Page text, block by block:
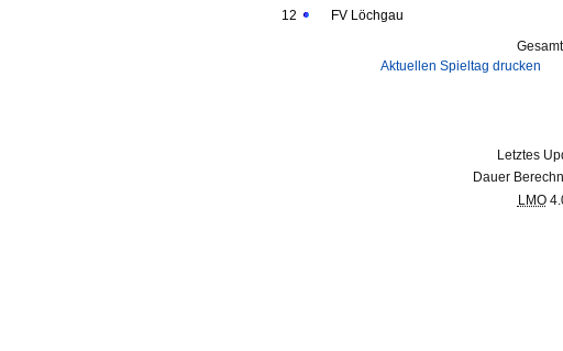
12
FV Löchgau
Aktuellen Spieltag drucken
Letztes
Dauer
LMO